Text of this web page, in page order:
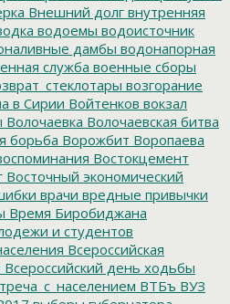
Внешний долг внутренняя
водоемы водоисточник
дамбы водонапорная
служба военные сборы
возгорание
в Сирии Войтенков вокзал
Волочаевка Волочаевская битва
борьба Ворожбит Воропаева
Востокцемент
Восточный экономический
врачи вредные привычки
Время Биробиджана
и студентов
Всероссийская
Всероссийский день ходьбы
ВТБъ ВУЗ